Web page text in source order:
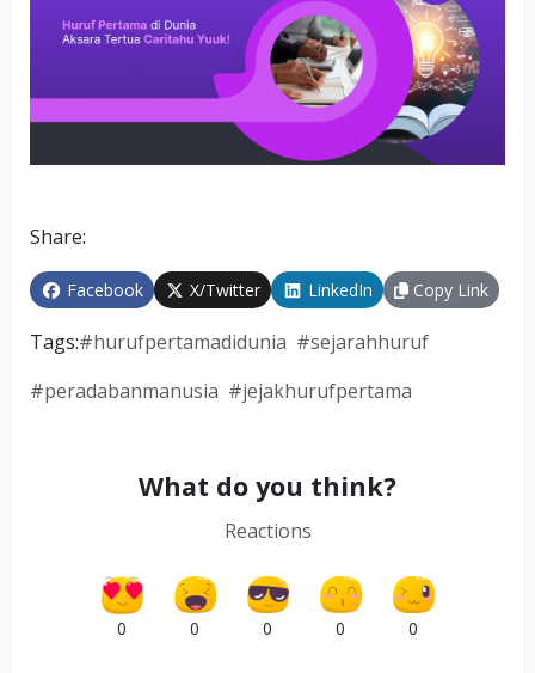
Share:
Facebook X/Twitter LinkedIn Copy Link
Tags:#hurufpertamadidunia #sejarahhuruf
#peradabanmanusia #jejakhurufpertama
What do you think?
Reactions
0 0 0 0 0